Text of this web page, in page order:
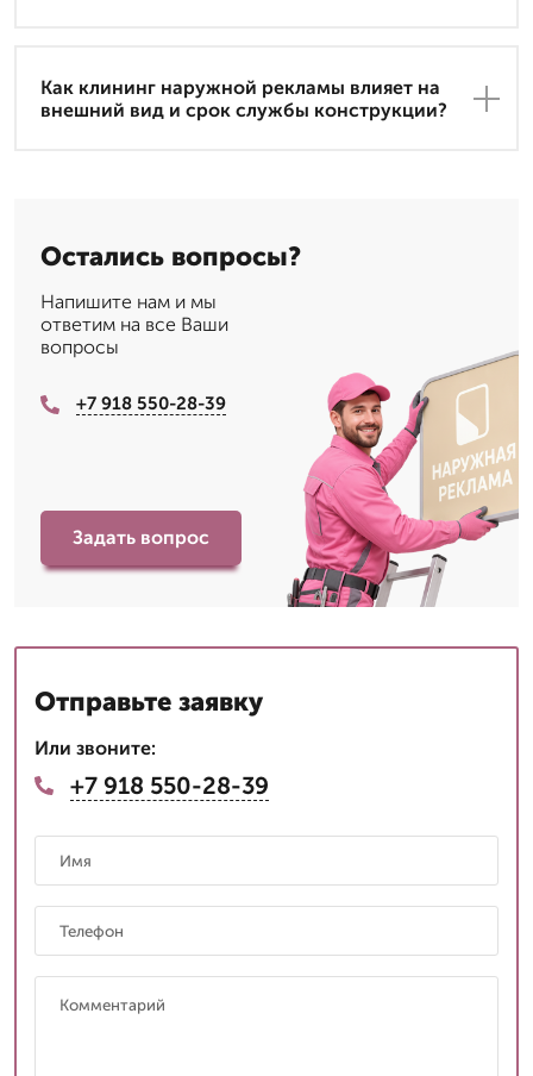
Как клининг наружной рекламы влияет на
внешний вид и срок службы конструкции?
Остались вопросы?
Напишите нам и мы
ответим на все Ваши
вопросы
+7 918 550-28-39
Задать вопрос
Отправьте заявку
Или звоните:
+7 918 550-28-39